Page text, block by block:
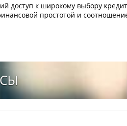
доступ к широкому выбору
простотой и